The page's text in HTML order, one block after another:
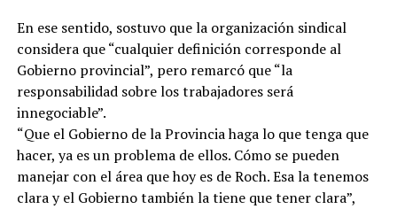
En ese sentido, sostuvo que la organización sindical
considera que “cualquier definición corresponde al
Gobierno provincial”, pero remarcó que “la
responsabilidad sobre los trabajadores será
innegociable”.
“Que el Gobierno de la Provincia haga lo que tenga que
hacer, ya es un problema de ellos. Cómo se pueden
manejar con el área que hoy es de Roch. Esa la tenemos
clara y el Gobierno también la tiene que tener clara”,